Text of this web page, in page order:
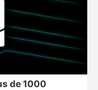
de 1000